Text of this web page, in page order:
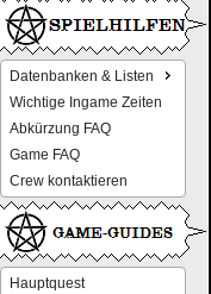
Datenbanken & Listen
Wichtige Ingame Zeiten
Abkürzung FAQ
Game FAQ
Crew kontaktieren
Hauptquest